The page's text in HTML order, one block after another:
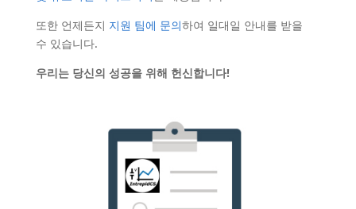
또한 언제든지 지원 팀에 문의하여 일대일 안내를 받을
수 있습니다.
우리는 당신의 성공을 위해 헌신합니다!